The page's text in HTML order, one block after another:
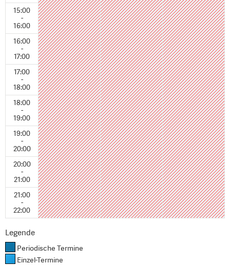
15:00
-
16:00
16:00
-
17:00
17:00
-
18:00
18:00
-
19:00
19:00
-
20:00
20:00
-
21:00
21:00
-
22:00
Legende
Periodische Termine
Einzel-Termine